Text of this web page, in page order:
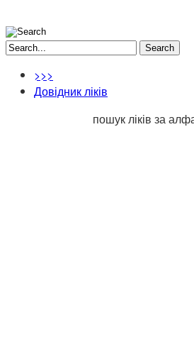
Search
>>>
Довідник ліків
пошук ліків за